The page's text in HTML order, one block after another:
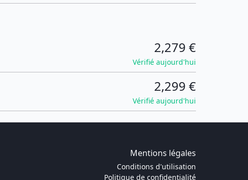
2,279 €
Vérifié aujourd'hui
2,299 €
Vérifié aujourd'hui
Mentions légales
Conditions d'utilisation
Politique de confidentialité